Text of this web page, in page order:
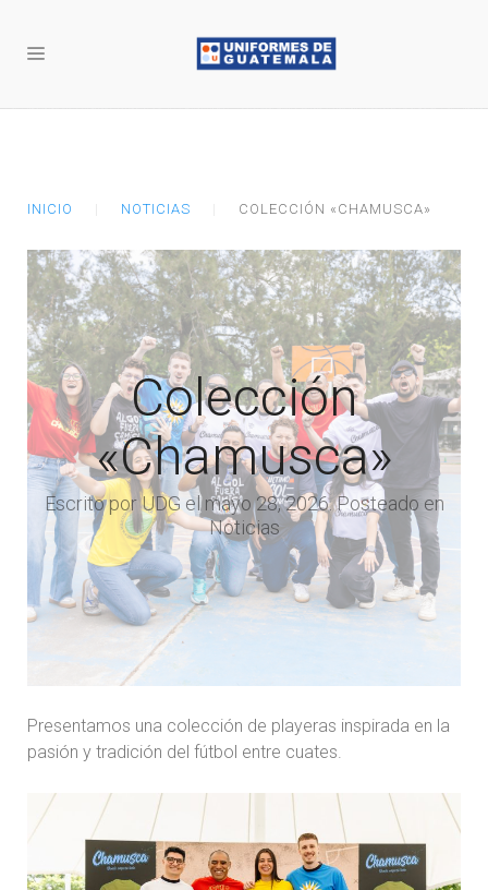
INICIO NOTICIAS COLECCIÓN «CHAMUSCA»
Colección
«Chamusca»
Escrito porUDG elmayo 28, 2026. Posteado en
Noticias
Presentamos una colección de playeras inspirada en la
pasión y tradición del fútbol entre cuates.